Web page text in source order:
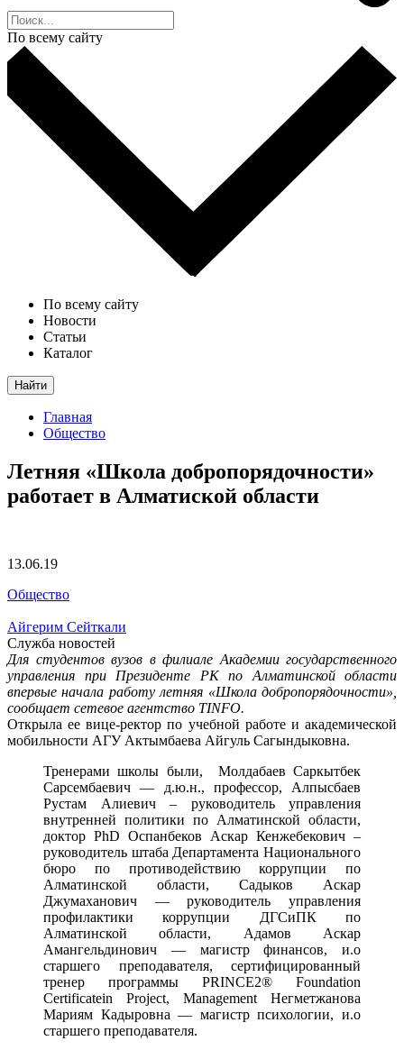
По всему сайту
По всему сайту
Новости
Статьи
Каталог
Найти
Главная
Общество
Летняя «Школа добропорядочности»
работает в Алматиской области
13.06.19
Общество
Айгерим Сейткали
Служба новостей
Для студентов вузов в филиале Академии государственного
управления при Президенте РК по Алматинской области
впервые начала работу летняя «Школа добропорядочности»,
сообщает сетевое агентство TINFO.
Открыла ее вице-ректор по учебной работе и академической
мобильности АГУ Актымбаева Айгуль Сагындыковна.
Тренерами школы были, Молдабаев Саркытбек
Сарсембаевич — д.ю.н., профессор, Алпысбаев
Рустам Алиевич – руководитель управления
внутренней политики по Алматинской области,
доктор PhD Оспанбеков Аскар Кенжебекович –
руководитель штаба Департамента Национального
бюро по противодействию коррупции по
Алматинской области, Садыков Аскар
Джумаханович — руководитель управления
профилактики коррупции ДГСиПК по
Алматинской области, Адамов Аскар
Амангельдинович — магистр финансов, и.о
старшего преподавателя, сертифицированный
тренер программы PRINCE2® Foundation
Certificatein Project, Management Негметжанова
Мариям Кадыровна — магистр психологии, и.о
старшего преподавателя.